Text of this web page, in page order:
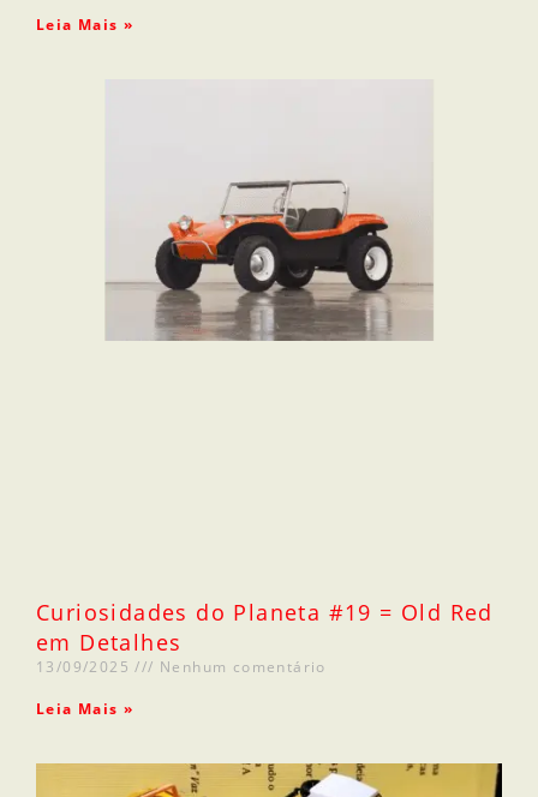
Leia Mais »
Curiosidades do Planeta #19 = Old Red
em Detalhes
13/09/2025 Nenhum comentário
Leia Mais »